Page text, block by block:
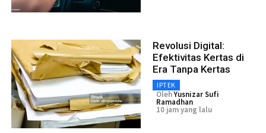
Revolusi Digital:
Efektivitas Kertas di
Era Tanpa Kertas
IPTEK
OlehYusnizar Sufi
Ramadhan
10 jam yang lalu